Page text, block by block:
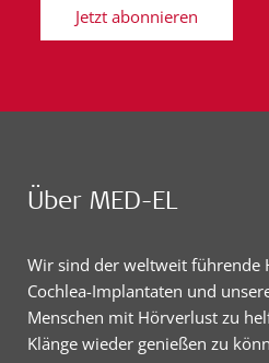
Jetzt abonnieren
Über MED-EL
Wir sind der weltweit führende
Cochlea-Implantaten und
Menschen mit Hörverlust zu
Klänge wieder genießen zu